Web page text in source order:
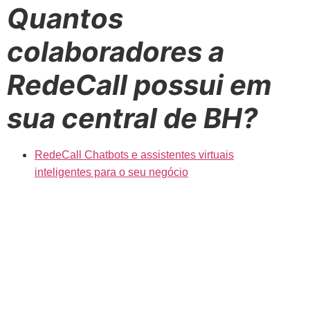
Quantos
colaboradores a
RedeCall possui em
sua central de BH?
RedeCall Chatbots e assistentes virtuais
inteligentes para o seu negócio